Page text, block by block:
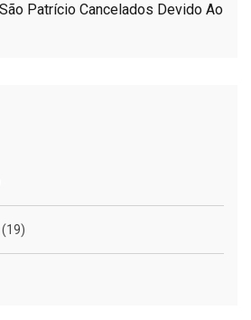
Patrício Cancelados Devido Ao
(19)